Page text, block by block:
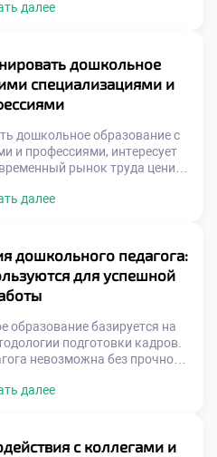
чуткости. Профессиональная
документы в техникум
Абитуриент должен понимать
профессии. […]
далее
дошкольное
специализациями и
дошкольное образование с
и профессиями, интересует
рынок труда ценит
уступает место широким
незаменимым экспертом.
подход обогащает
Знания из смежных областей
рассматривается как
далее
дошкольного педагога:
для успешной
образование базируется на
подготовки кадров.
невозможна без прочного
целостную систему
обучения постоянно
далее
с коллегами и